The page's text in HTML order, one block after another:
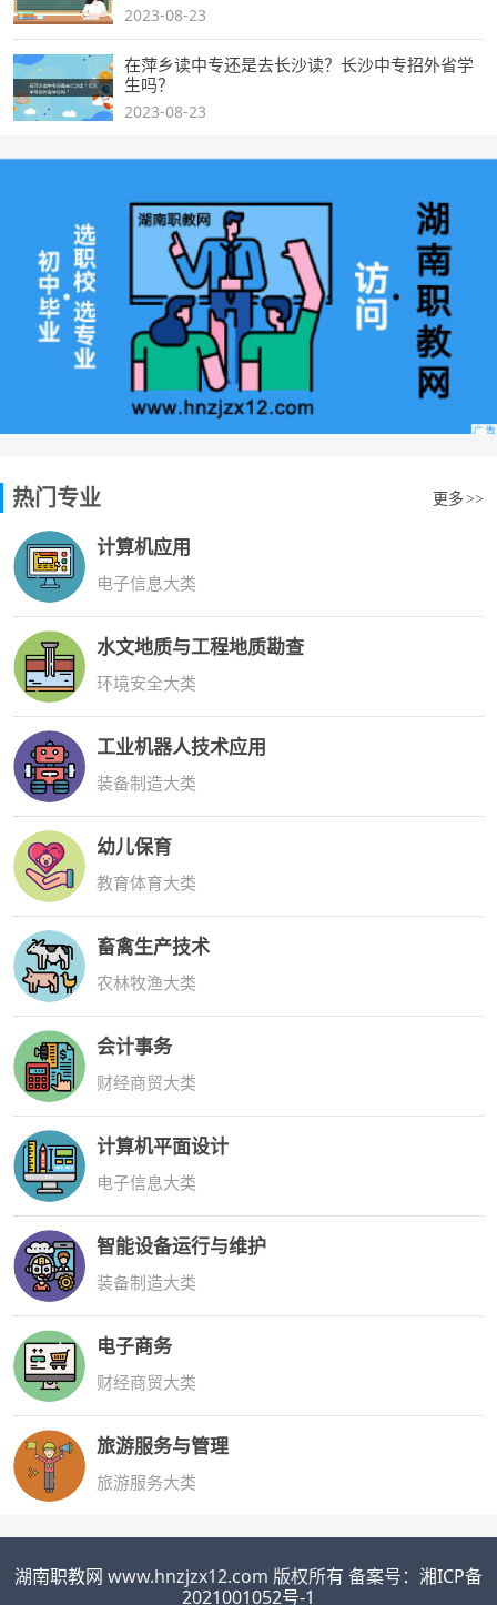
2023-08-23
在萍乡读中专还是去长沙读？长沙中专招外省学
生吗？
2023-08-23
热门专业 更多 >>
计算机应用
电子信息大类
水文地质与工程地质勘查
环境安全大类
工业机器人技术应用
装备制造大类
幼儿保育
教育体育大类
畜禽生产技术
农林牧渔大类
会计事务
财经商贸大类
计算机平面设计
电子信息大类
智能设备运行与维护
装备制造大类
电子商务
财经商贸大类
旅游服务与管理
旅游服务大类
湖南职教网 www.hnzjzx12.com 版权所有 备案号： 湘ICP备
2021001052号-1